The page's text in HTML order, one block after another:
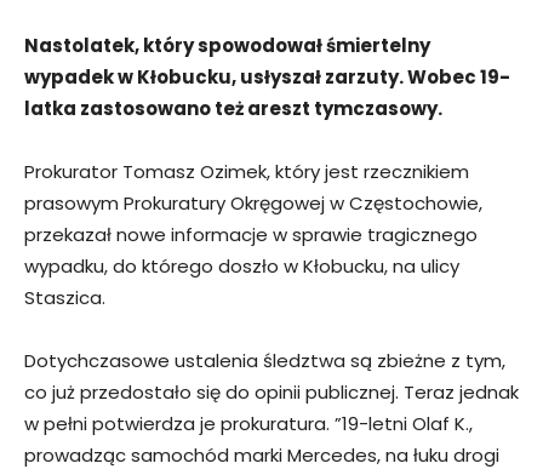
Nastolatek, który spowodował śmiertelny
wypadek w Kłobucku, usłyszał zarzuty. Wobec 19-
latka zastosowano też areszt tymczasowy.
Prokurator Tomasz Ozimek, który jest rzecznikiem
prasowym Prokuratury Okręgowej w Częstochowie,
przekazał nowe informacje w sprawie tragicznego
wypadku, do którego doszło w Kłobucku, na ulicy
Staszica.
Dotychczasowe ustalenia śledztwa są zbieżne z tym,
co już przedostało się do opinii publicznej. Teraz jednak
w pełni potwierdza je prokuratura. ”19-letni Olaf K.,
prowadząc samochód marki Mercedes, na łuku drogi